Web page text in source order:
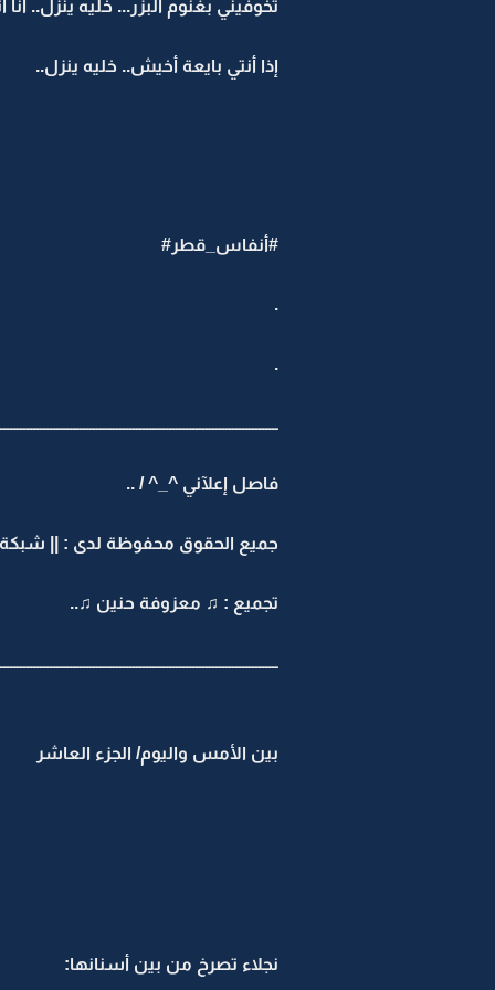
تخوفيني بغنوم البزر... خليه ينزل.. أنا
إذا أنتي بايعة أخيش.. خليه ينزل..
#أنفاس_قطر#
.
.
فاصل إعلآني ^_^ / ..
جميع الحقوق محفوظة لدى : || شبكة
تجميع : ♫ معزوفة حنين ♫..
بين الأمس واليوم/ الجزء العاشر
نجلاء تصرخ من بين أسنانها: